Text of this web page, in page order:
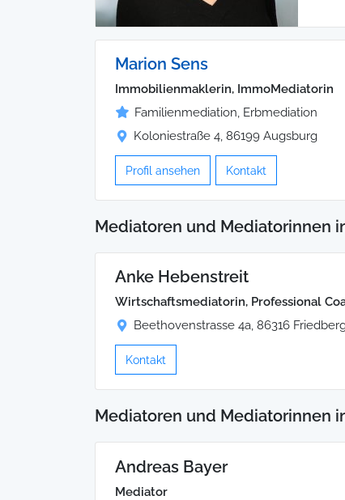
Marion Sens
Immobilienmaklerin, ImmoMediatorin
Familienmediation, Erbmediation
Koloniestraße 4, 86199 Augsburg
Profil ansehen Kontakt
Mediatoren und Mediatorinnen
Anke Hebenstreit
Wirtschaftsmediatorin, Professional
Beethovenstrasse 4a, 86316
Kontakt
Mediatoren und Mediatorinnen
Andreas Bayer
Mediator